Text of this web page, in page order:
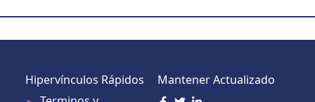
Hipervínculos Rápidos
Mantener Actualizado